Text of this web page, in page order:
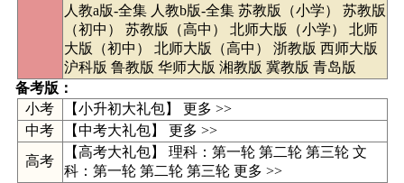
人教a版-全集 人教b版-全集 苏教版（小学）
苏教版
（初中）
苏教版（高中） 北师大版（小学）
北师
大版（初中）
北师大版（高中） 浙教版 西师大版
沪科版 鲁教版 华师大版 湘教版 冀教版 青岛版
备考版：
小考
【小升初大礼包】 更多 >>
中考
【中考大礼包】 更多 >>
高考
【高考大礼包】 理科： 第一轮 第二轮 第三轮文
科： 第一轮 第二轮 第三轮 更多 >>